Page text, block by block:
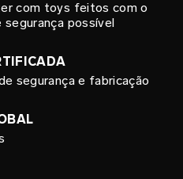
com toys feitos com o
possível
segurança e fabricação